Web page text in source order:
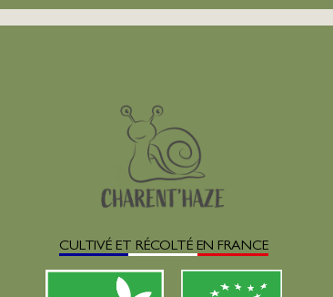
CULTIVÉ ET RÉCOLTÉ EN FRANCE